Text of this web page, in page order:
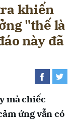
khiến
"thế là
này đã
mà chiếc
ứng vẫn có